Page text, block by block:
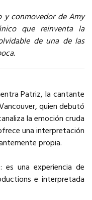
conmovedor de Amy
que reinventa la
de una de las
Patriz, la cantante
quien debutó
la emoción cruda
una interpretación
propia.
una experiencia de
e interpretada